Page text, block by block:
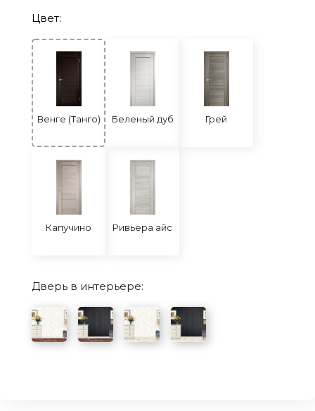
Цвет:
Венге (Танго) Беленый дуб Грей
Капучино Ривьера айс
Дверь в интерьере: